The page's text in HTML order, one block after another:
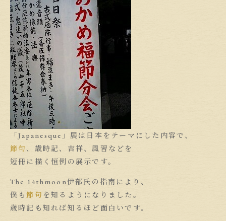
「Japanesque」展は日本をテーマにした内容で、
節句 、歳時記、吉祥、風習などを
短冊に描く恒例の展示です。
The 14thmoon伊部氏の指南により、
僕も節句 を知るようになりました。
歳時記も知れば知るほど面白いです。